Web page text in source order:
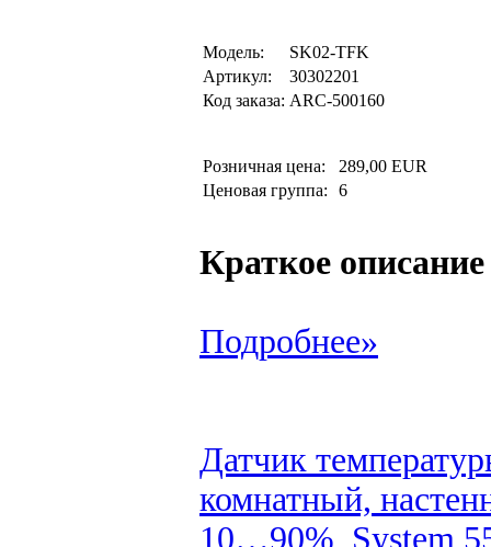
Модель:
SK02-TFK
Артикул:
30302201
Код заказа: ARC-500160
Розничная цена:
289,00 EUR
Ценовая группа:
6
Краткое описание
Подробнее»
Датчик
комнатный,
10…90%, System